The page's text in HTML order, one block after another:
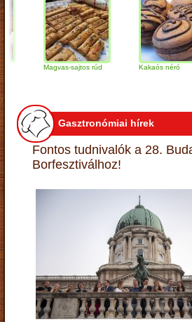
Magvas-sajtos rúd Kakaós néró
Gasztronómiai hírek
Fontos tudnivalók a 28.
Borfesztiválhoz!